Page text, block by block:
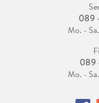
089
Mo. -
089
Mo. -